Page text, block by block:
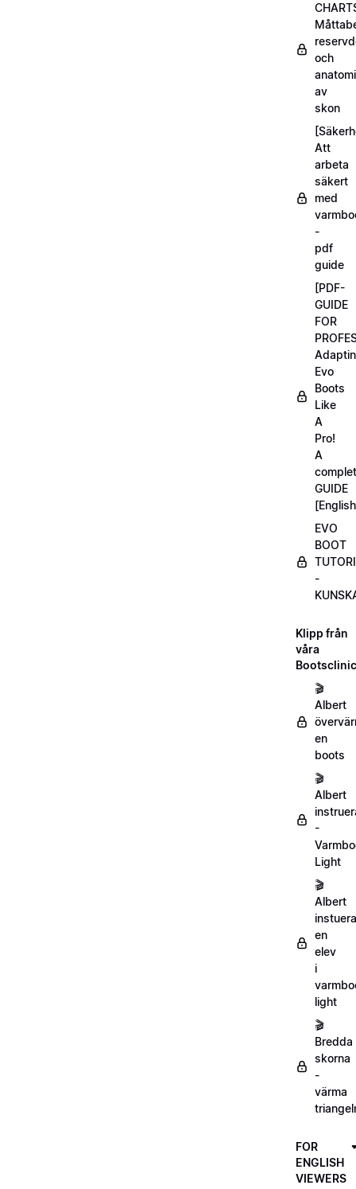
och
av
skon
Att
arbeta
säkert
med
-
pdf
guide
[PDF-
GUIDE
FOR
Evo
Boots
Like
A
Pro!
A
GUIDE
EVO
BOOT
-
Klipp från
våra
🎬
Albert
en
boots
🎬
Albert
-
Light
🎬
Albert
en
elev
i
light
🎬
Bredda
skorna
-
värma
FOR
ENGLISH
VIEWERS